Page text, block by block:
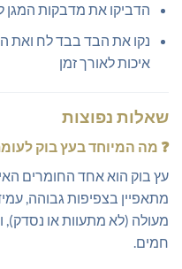
הדביקו את מדבקות המגן
נקו את הבד בבד לח ואת
איכות לאורך זמן
שאלות נפוצות
❓ מה המיוחד בעץ בוק
עץ בוק הוא אחד החומרים
מתאפיין בצפיפות גבוהה,
מעולה (לא מתעוות או נסדק),
חמים.